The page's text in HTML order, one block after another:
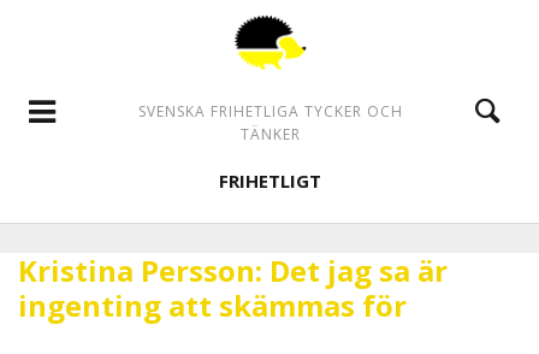
SVENSKA FRIHETLIGA TYCKER OCH
TÄNKER
FRIHETLIGT
Kristina Persson: Det jag sa är
ingenting att skämmas för